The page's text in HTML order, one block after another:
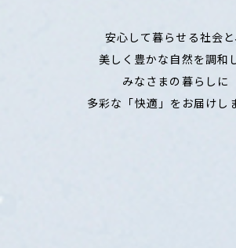
安心して暮らせる社会と
美しく豊かな自然を調和
みなさまの暮らしに
多彩な「快適」をお届けし